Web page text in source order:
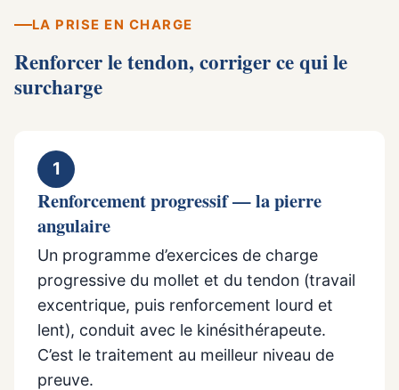
LA PRISE EN CHARGE
Renforcer le tendon, corriger ce qui le
surcharge
1
Renforcement progressif — la pierre
angulaire
Un programme d’exercices de charge
progressive du mollet et du tendon (travail
excentrique, puis renforcement lourd et
lent), conduit avec le kinésithérapeute.
C’est le traitement au meilleur niveau de
preuve.